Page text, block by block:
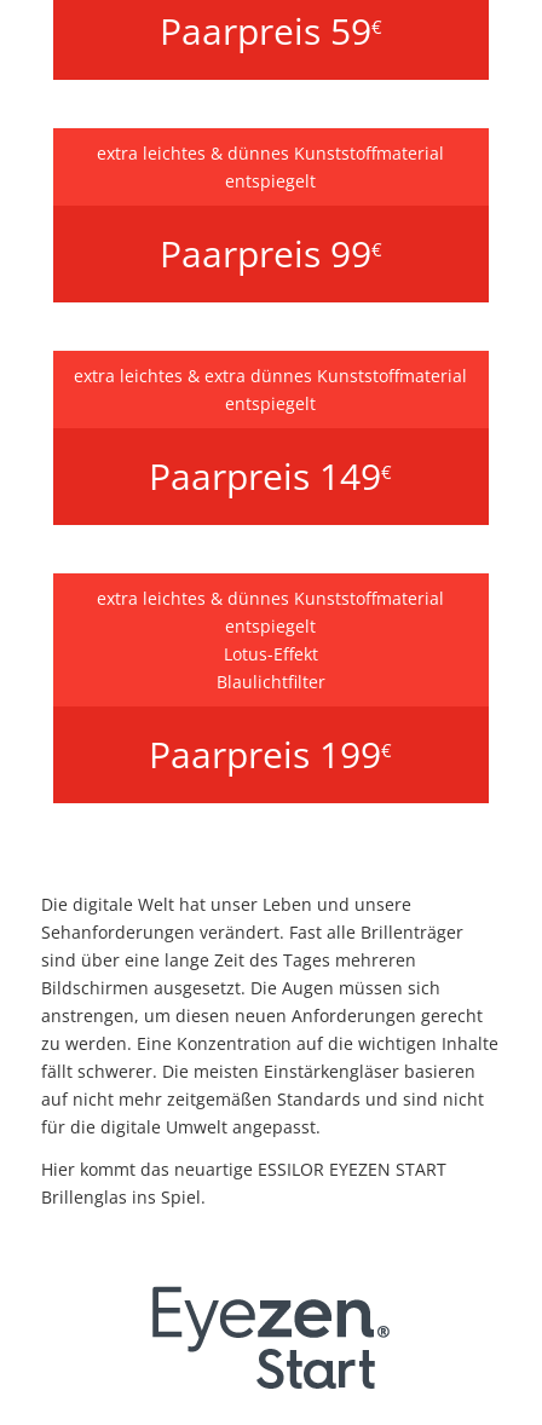
Paarpreis 59€
extra leichtes & dünnes Kunststoffmaterial
entspiegelt
Paarpreis 99€
extra leichtes & extra dünnes Kunststoffmaterial
entspiegelt
Paarpreis 149€
extra leichtes & dünnes Kunststoffmaterial
entspiegelt
Lotus-Effekt
Blaulichtfilter
Paarpreis 199€
Die digitale Welt hat unser Leben und unsere
Sehanforderungen verändert. Fast alle Brillenträger
sind über eine lange Zeit des Tages mehreren
Bildschirmen ausgesetzt. Die Augen müssen sich
anstrengen, um diesen neuen Anforderungen gerecht
zu werden. Eine Konzentration auf die wichtigen Inhalte
fällt schwerer. Die meisten Einstärkengläser basieren
auf nicht mehr zeitgemäßen Standards und sind nicht
für die digitale Umwelt angepasst.
Hier kommt das neuartige ESSILOR EYEZEN START
Brillenglas ins Spiel.